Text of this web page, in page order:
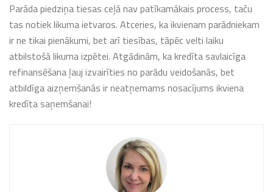
Parāda piedziņa tiesas ceļā nav patīkamākais process, taču
tas notiek likuma ietvaros. Atceries, ka ikvienam parādniekam
ir ne tikai pienākumi, bet arī tiesības, tāpēc velti laiku
atbilstošā likuma izpētei. Atgādinām, ka kredīta savlaicīga
refinansēšana ļauj izvairīties no parādu veidošanās, bet
atbildīga aizņemšanās ir neatņemams nosacījums ikviena
kredīta saņemšanai!